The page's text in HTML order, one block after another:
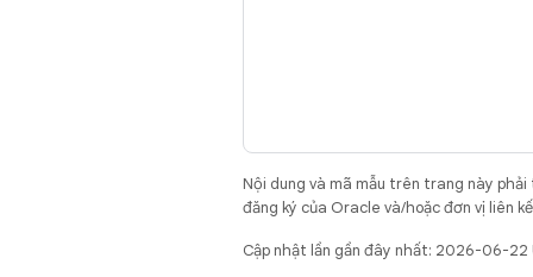
Nội dung và mã mẫu trên trang này
đăng ký của Oracle và/hoặc đơn vị liên
Cập nhật lần gần đây nhất: 2026-06-22